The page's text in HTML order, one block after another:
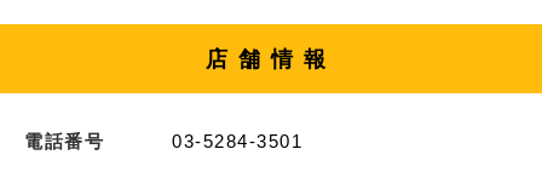
店舗情報
電話番号 03-5284-3501